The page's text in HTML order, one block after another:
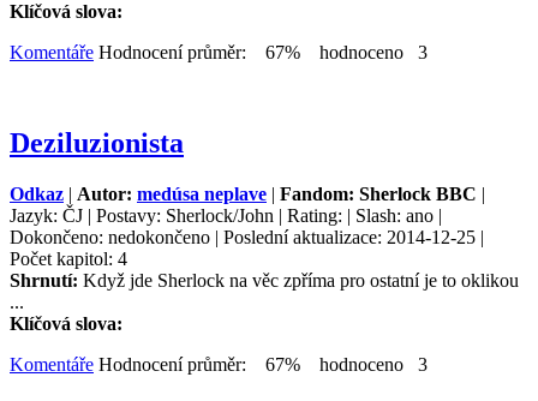
Klíčová slova:
Komentáře Hodnocení průměr: 67% hodnoceno 3
Deziluzionista
Odkaz | Autor: medúsa neplave | Fandom: Sherlock BBC |
Jazyk: ČJ | Postavy: Sherlock/John | Rating: | Slash: ano |
Dokončeno: nedokončeno | Poslední aktualizace: 2014-12-25 |
Počet kapitol: 4
Shrnutí: Když jde Sherlock na věc zpříma pro ostatní je to oklikou
...
Klíčová slova:
Komentáře Hodnocení průměr: 67% hodnoceno 3